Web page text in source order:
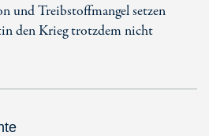
und Treibstoffmangel setzen
den Krieg trotzdem nicht